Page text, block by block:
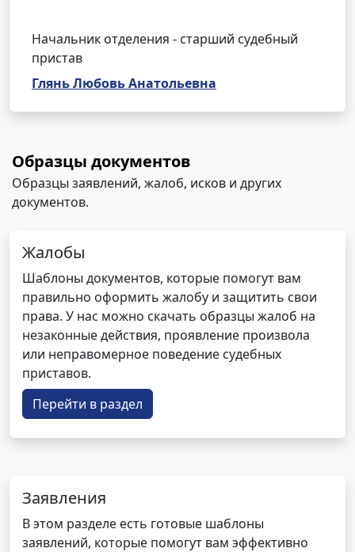
Начальник отделения - старший судебный
пристав
Глянь Любовь Анатольевна
Образцы документов
Образцы заявлений, жалоб, исков и других
документов.
Жалобы
Шаблоны документов, которые помогут вам
правильно оформить жалобу и защитить свои
права. У нас можно скачать образцы жалоб на
незаконные действия, проявление произвола
или неправомерное поведение судебных
приставов.
Перейти в раздел
Заявления
В этом разделе есть готовые шаблоны
заявлений, которые помогут вам эффективно